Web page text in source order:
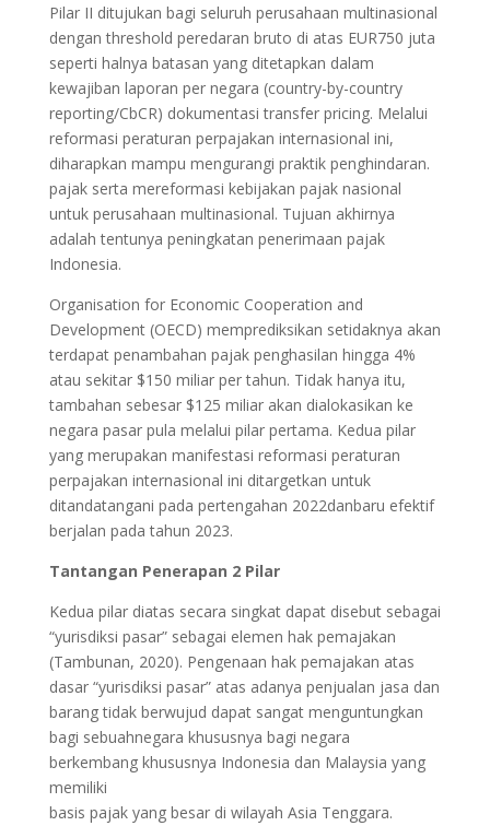
Pilar II ditujukan bagi seluruh perusahaan multinasional
dengan threshold peredaran bruto di atas EUR750 juta
seperti halnya batasan yang ditetapkan dalam
kewajiban laporan per negara (country-by-country
reporting/CbCR) dokumentasi transfer pricing. Melalui
reformasi peraturan perpajakan internasional ini,
diharapkan mampu mengurangi praktik penghindaran.
pajak serta mereformasi kebijakan pajak nasional
untuk perusahaan multinasional. Tujuan akhirnya
adalah tentunya peningkatan penerimaan pajak
Indonesia.
Organisation for Economic Cooperation and
Development (OECD) memprediksikan setidaknya akan
terdapat penambahan pajak penghasilan hingga 4%
atau sekitar $150 miliar per tahun. Tidak hanya itu,
tambahan sebesar $125 miliar akan dialokasikan ke
negara pasar pula melalui pilar pertama. Kedua pilar
yang merupakan manifestasi reformasi peraturan
perpajakan internasional ini ditargetkan untuk
ditandatangani pada pertengahan 2022danbaru efektif
berjalan pada tahun 2023.
Tantangan Penerapan 2 Pilar
Kedua pilar diatas secara singkat dapat disebut sebagai
“yurisdiksi pasar” sebagai elemen hak pemajakan
(Tambunan, 2020). Pengenaan hak pemajakan atas
dasar “yurisdiksi pasar” atas adanya penjualan jasa dan
barang tidak berwujud dapat sangat menguntungkan
bagi sebuahnegara khususnya bagi negara
berkembang khususnya Indonesia dan Malaysia yang
memiliki
basis pajak yang besar di wilayah Asia Tenggara.